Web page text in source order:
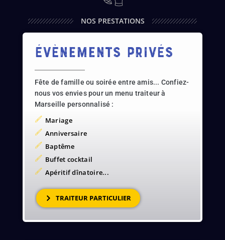
NOS PRESTATIONS
évènements privés
Fête de famille ou soirée entre amis... Confiez-
nous vos envies pour un menu traiteur à
Marseille personnalisé :
Mariage
Anniversaire
Baptême
Buffet cocktail
Apéritif dînatoire...
TRAITEUR PARTICULIER